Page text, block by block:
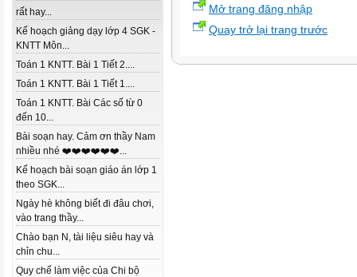
rất hay...
Kế hoạch giảng dạy lớp 4 SGK -
KNTT Môn...
Toán 1 KNTT. Bài 1 Tiết 2....
Toán 1 KNTT. Bài 1 Tiết 1....
Toán 1 KNTT. Bài Các số từ 0
đến 10...
Bài soạn hay. Cảm ơn thầy Nam
nhiều nhé ❤️❤️❤️❤️❤️❤️...
Kế hoạch bài soạn giáo án lớp 1
theo SGK...
Ngày hè không biết đi đâu chơi,
vào trang thầy...
Chào bạn N, tài liệu siêu hay và
chỉn chu...
Quy chế làm việc của Chi bộ
Mở trang đăng nhập
Quay trở lại trang trước